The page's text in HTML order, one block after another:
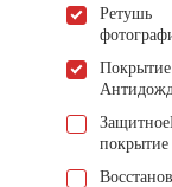
Ретушь
Покрытие
Защитное
покрытие